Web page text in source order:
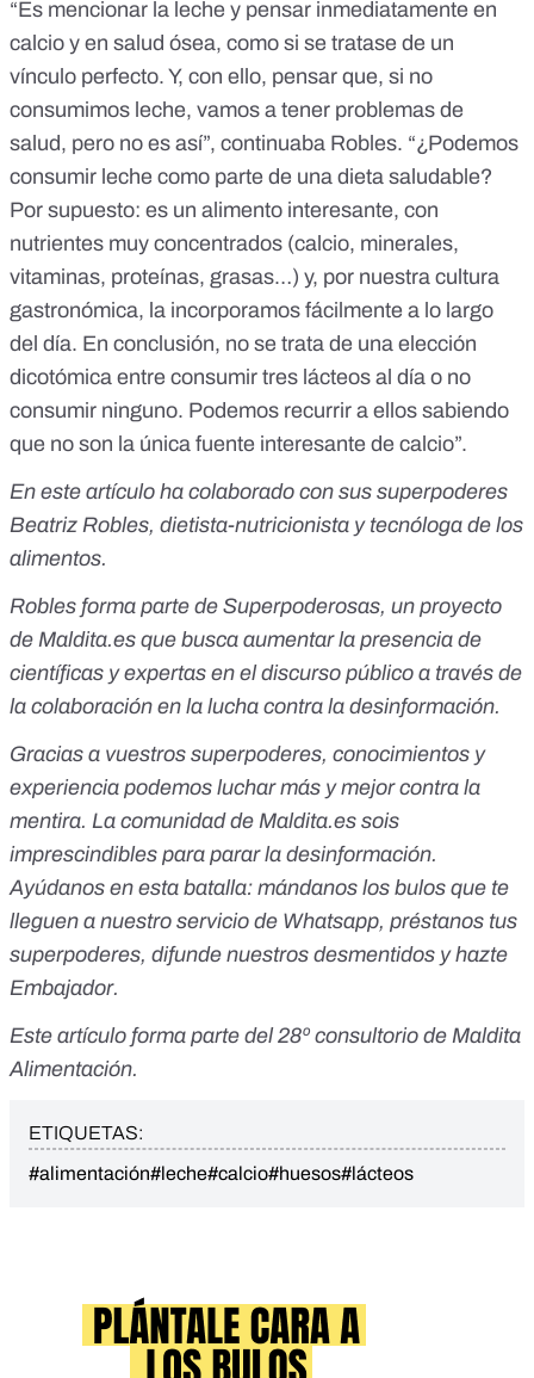
“Es mencionar la leche y pensar inmediatamente en
calcio y en salud ósea, como si se tratase de un
vínculo perfecto. Y, con ello, pensar que, si no
consumimos leche, vamos a tener problemas de
salud, pero no es así”, continuaba Robles. “¿Podemos
consumir leche como parte de una dieta saludable?
Por supuesto: es un alimento interesante, con
nutrientes muy concentrados (calcio, minerales,
vitaminas, proteínas, grasas…) y, por nuestra cultura
gastronómica, la incorporamos fácilmente a lo largo
del día. En conclusión, no se trata de una elección
dicotómica entre consumir tres lácteos al día o no
consumir ninguno. Podemos recurrir a ellos sabiendo
que no son la única fuente interesante de calcio”.
En este artículo ha colaborado con sus superpoderes
Beatriz Robles, dietista-nutricionista y tecnóloga de los
alimentos.
Robles forma parte de Superpoderosas, un proyecto
de Maldita.es que busca aumentar la presencia de
científicas y expertas en el discurso público a través de
la colaboración en la lucha contra la desinformación.
Gracias a vuestros superpoderes, conocimientos y
experiencia podemos luchar más y mejor contra la
mentira. La comunidad de Maldita.es sois
imprescindibles para parar la desinformación.
Ayúdanos en esta batalla: mándanos los bulos que te
lleguen a nuestro servicio de Whatsapp, préstanos tus
superpoderes, difunde nuestros desmentidos y hazte
Embajador.
Este artículo forma parte del28º consultorio de Maldita
Alimentación.
ETIQUETAS:
#alimentación#leche#calcio#huesos#lácteos